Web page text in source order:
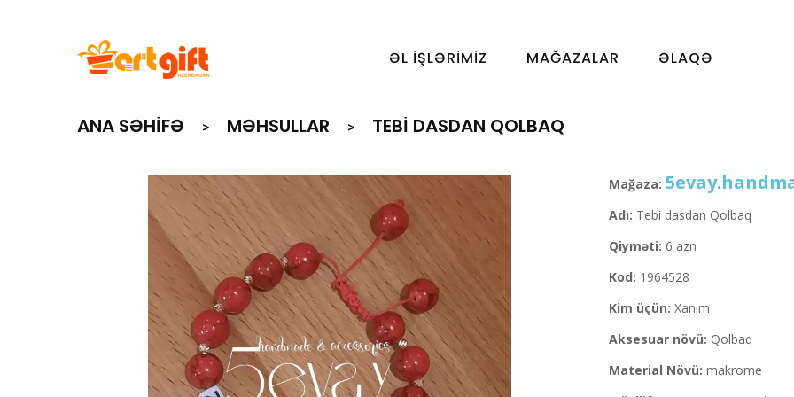
ƏL İŞLƏRIMIZ MAĞAZALAR ƏLAQƏ
ANA SƏHIFƏ MƏHSULLAR TEBI DASDAN QOLBAQ
Mağaza:
Adı: Tebi dasdan Qolbaq
Qiyməti: 6 azn
Kod: 1964528
Kim üçün: Xanım
Aksesuar növü: Qolbaq
Material Növü: makrome